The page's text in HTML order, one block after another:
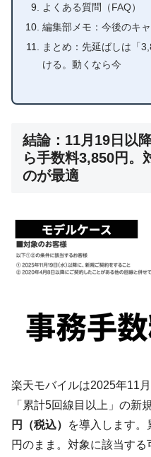
よくある質問（FAQ）
編集部メモ：今後のキ
まとめ：先延ばしは「
ける。動くなら今
結論：11月19日以
ら手数料3,850円。
のが最適
楽天モバイルは2025年11
「累計5回線目以上」の新
円（税込）
を導入します
円のまま。対象に該当す